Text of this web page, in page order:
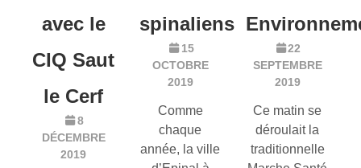
avec le
CIQ Saut
le Cerf
8
DÉCEMBRE
2019
spinaliens
15
OCTOBRE
2019
Comme
chaque
année, la ville
22
SEPTEMBRE
2019
Ce matin se
déroulait la
traditionnelle